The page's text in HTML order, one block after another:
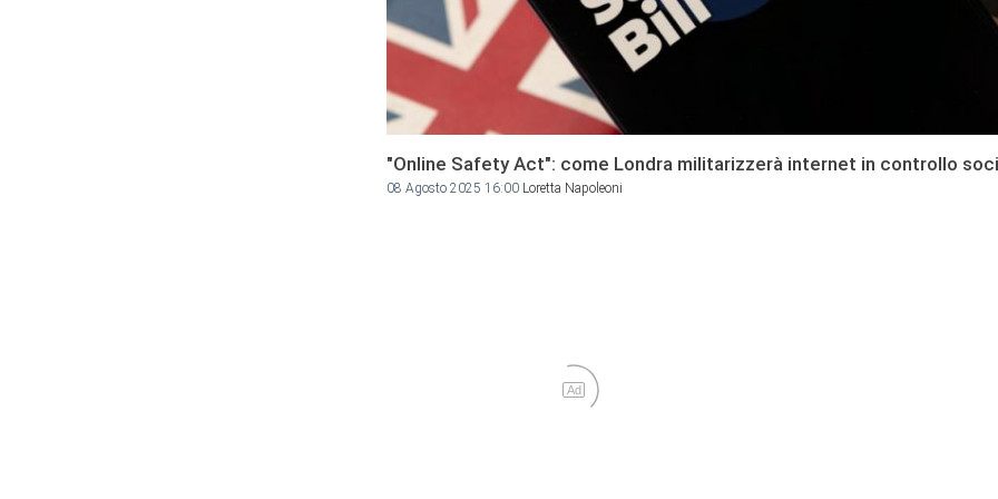
"Online Safety Act": come Londra militarizzerà internet in controllo
08 Agosto 2025 16:00 Loretta Napoleoni
Ad